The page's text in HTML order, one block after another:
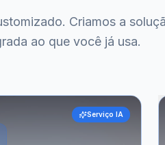
Criamos a
ao que você já usa.
Serviço IA